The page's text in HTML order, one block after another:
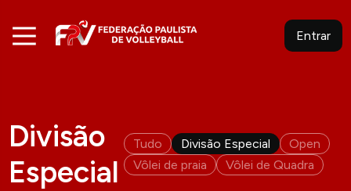
Entrar
Divisão
Especial
Tudo Divisão Especial
Open
Vôlei de praia
Vôlei de Quadra